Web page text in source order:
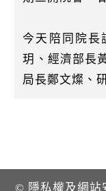
今天陪同院長
玥、經濟部長
局長鄭文燦、
© 隱私權及網站